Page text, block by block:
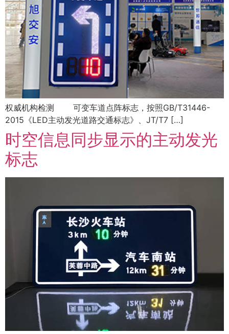
权威机构检测 可变车道点阵标志，按照GB/T31446-
2015《LED主动发光道路交通标志》、JT/T7 […]
时空信息同步显示的主动发光
标志